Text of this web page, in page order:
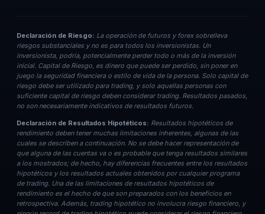
Declaración de Riesgo: La operación de futuros y forex sobrelleva
riesgos substanciales y no es para todos los inversionistas. Un
inversionista, podría, potencialmente perder todo o más de la inversión
inicial. Capital de Riesgo, es dinero que puede ser perdido, sin poner en
juego la seguridad financiera o estilo de vida de la persona. Solo capital de
riesgo debe ser utilizado para trading, y solo aquellas personas con
suficiente capital de riesgo deben considerar trading. Resultados pasados,
no son necesariamente indicativos de resultados futuros.
Declaración de Resultados Hipotéticos: Resultados hipotéticos de
rendimiento deben tener muchas limitaciones inherentes, algunas de las
cuales se describen a continuación. No se debe hacer representación de
que alguna de las cuentas va o es probable que tenga resultados similares
a los mostrados; de hecho, hay diferencias frecuentes entre los resultados
hipotéticos y los resultados actuales obtenidos por cualquier programa
de trading. Una de las limitaciones de resultados hipotéticos de
rendimiento es el hecho de que son preparados con los beneficios en
retrospectiva. Además, trading hipotético no involucra riesgo financiero, y